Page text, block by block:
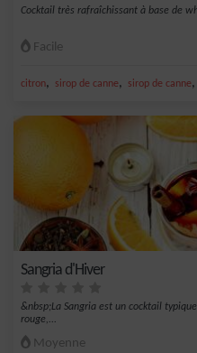
Cocktail très rafraîchissant à base de
Facile
citron, sirop de canne, sirop de canne,
Sangria d'Hiver
&nbsp;La Sangria est un cocktail
rouge,...
Moyenne